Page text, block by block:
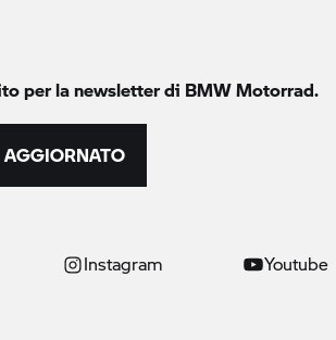
per la newsletter di BMW Motorrad.
Instagram
Youtube